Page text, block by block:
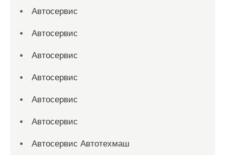
Автосервис
Автосервис
Автосервис
Автосервис
Автосервис
Автосервис
Автосервис Автотехмаш